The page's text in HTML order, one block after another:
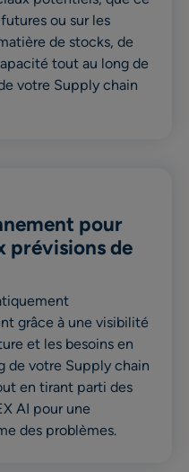
ou sur les
de stocks, de
tout au long de
votre Supply chain
pour
prévisions de
grâce à une visibilité
et les besoins en
de votre Supply chain
en tirant parti des
AI pour une
des problèmes.